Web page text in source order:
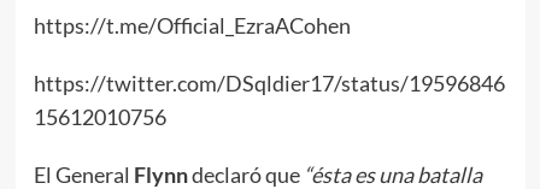
https://t.me/Official_EzraACohen
https://twitter.com/DSqldier17/status/19596846
15612010756
El General Flynndeclaró que “éstaes una batalla